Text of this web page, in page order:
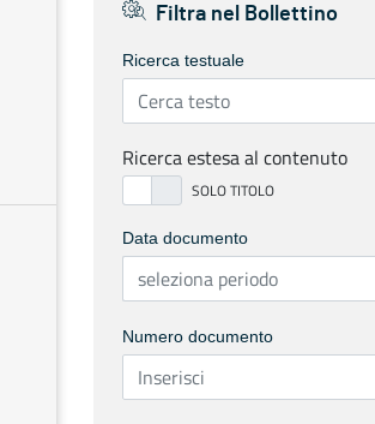
Filtra nel Bollettino
Ricerca testuale
Ricerca estesa al contenuto
Data documento
Numero documento